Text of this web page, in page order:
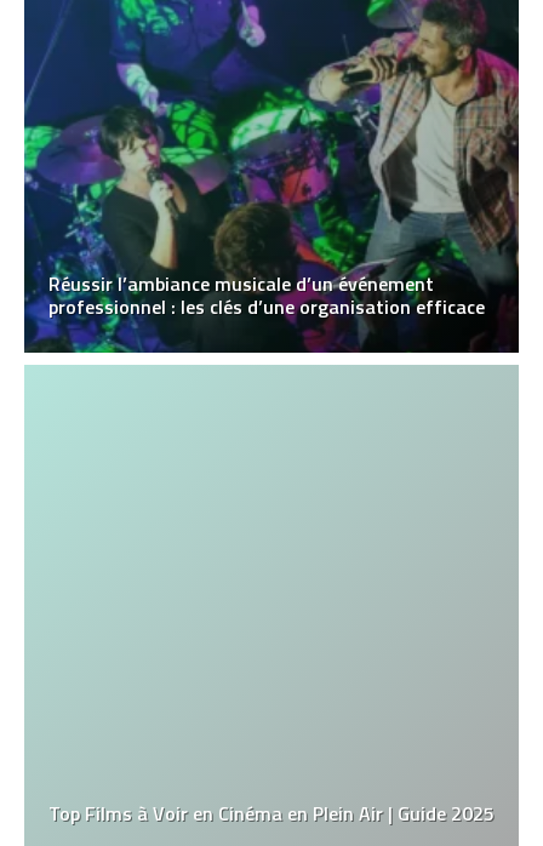
Réussir l’ambiance musicale d’un événement
professionnel : les clés d’une organisation efficace
Top Films à Voir en Cinéma en Plein Air | Guide 2025